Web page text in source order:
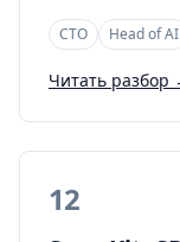
CTO Head of AI
Читать разбор
12